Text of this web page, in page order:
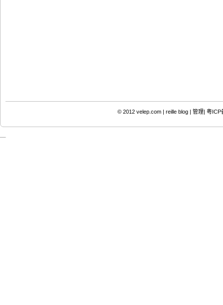
© 2012 velep.com | reille blog| 管理| 粤ICP